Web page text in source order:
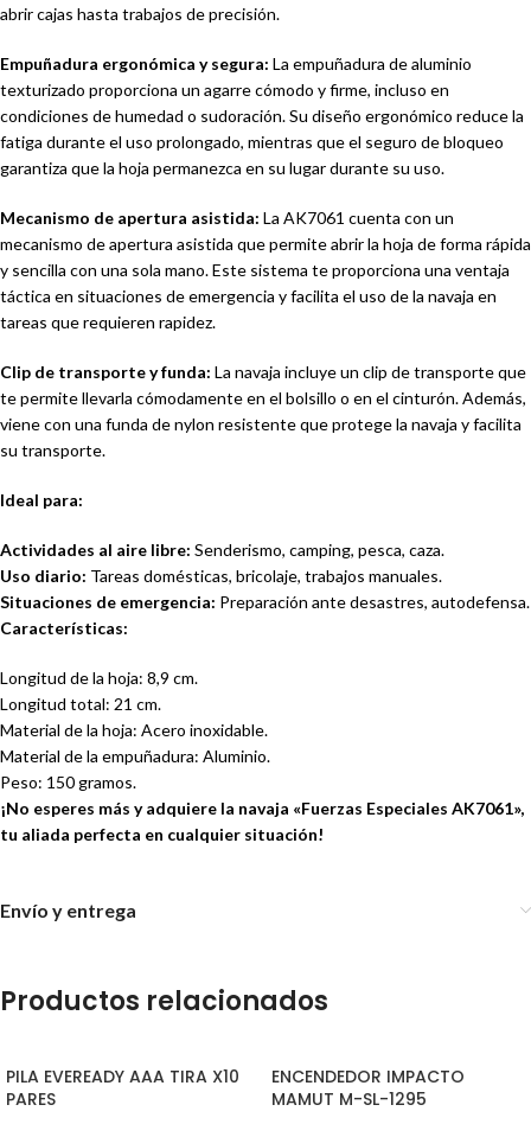
abrir cajas hasta trabajos de precisión.
Empuñadura ergonómica y segura: La empuñadura de aluminio
texturizado proporciona un agarre cómodo y firme, incluso en
condiciones de humedad o sudoración. Su diseño ergonómico reduce la
fatiga durante el uso prolongado, mientras que el seguro de bloqueo
garantiza que la hoja permanezca en su lugar durante su uso.
Mecanismo de apertura asistida: La AK7061 cuenta con un
mecanismo de apertura asistida que permite abrir la hoja de forma rápida
y sencilla con una sola mano. Este sistema te proporciona una ventaja
táctica en situaciones de emergencia y facilita el uso de la navaja en
tareas que requieren rapidez.
Clip de transporte y funda: La navaja incluye un clip de transporte que
te permite llevarla cómodamente en el bolsillo o en el cinturón. Además,
viene con una funda de nylon resistente que protege la navaja y facilita
su transporte.
Ideal para:
Actividades al aire libre: Senderismo, camping, pesca, caza.
Uso diario: Tareas domésticas, bricolaje, trabajos manuales.
Situaciones de emergencia: Preparación ante desastres, autodefensa.
Características:
Longitud de la hoja: 8,9 cm.
Longitud total: 21 cm.
Material de la hoja: Acero inoxidable.
Material de la empuñadura: Aluminio.
Peso: 150 gramos.
¡No esperes más y adquiere la navaja «Fuerzas Especiales AK7061»,
tu aliada perfecta en cualquier situación!
Envío y entrega
Productos relacionados
PILA EVEREADY AAA TIRA X10
PARES
ENCENDEDOR IMPACTO
MAMUT M-SL-1295